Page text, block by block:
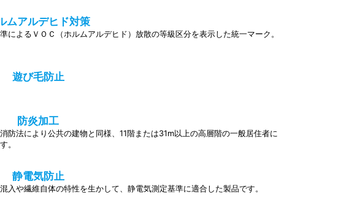
ムアルデヒド対策
よるＶＯＣ（ホルムアルデヒド）放散の等級区分を表示した統一マーク。
遊び毛防止
防炎加工
防法により公共の建物と同様、11階または31m以上の高層階の一般居住者に
。
静電気防止
や繊維自体の特性を生かして、静電気測定基準に適合した製品です。